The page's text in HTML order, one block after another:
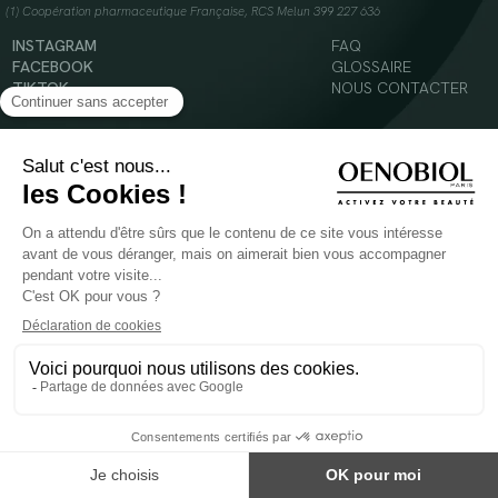
(1) Coopération pharmaceutique Française, RCS Melun 399 227 636
INSTAGRAM
FACEBOOK
TIKTOK
YOUTUBE
FAQ
GLOSSAIRE
NOUS CONTACTER
© 2024 Oenobiol Paris
Mentions légales
Politique en matière de cookies
POUR VOTRE SANTÉ, MANGEZ AU MOINS CINQ FRUITS ET LÉGUMES PAR JOUR -
Les complément alimentaires doivent être utilisés dans le cadre d'un mode de vie sain et
ne pas être utilisés comme substituts d'un régimes alimentaire varié et équilibré.